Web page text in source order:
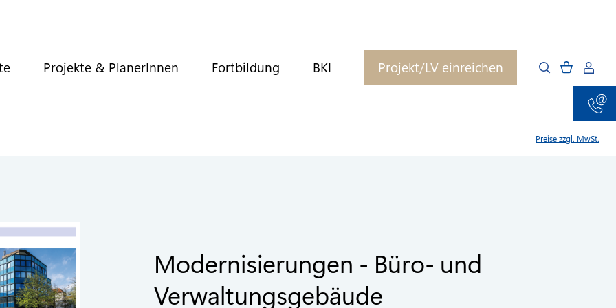
Projekte & PlanerInnen Fortbildung BKI Projekt/LV einreichen
Preise zzgl. MwSt.
Modernisierungen - Büro- und
Verwaltungsgebäude